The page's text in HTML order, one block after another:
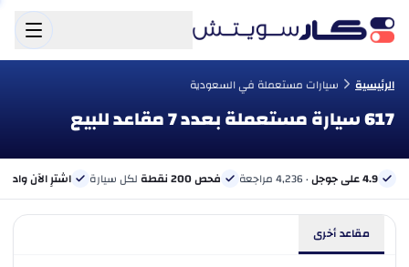
الرئيسية سيارات مستعملة في السعودية
617 سيارة مستعملة بعدد 7 مقاعد للبيع
4.9 على جوجل · 4,236 مراجعة فحص 200 نقطة لكل سيارة اشترِ الآن
مقاعد أخرى